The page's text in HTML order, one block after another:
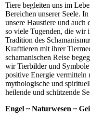
Tiere begleiten uns im
Bereichen unserer Seele.
unsere Haustiere und
so viele Tugenden, die wir
Tradition des
Krafttieren mit ihrer
schamanischen Reise
wir Tierbilder und Symbole
positive Energie vermitteln
mythologische und
heilende und schützende
Engel ~ Naturwesen ~